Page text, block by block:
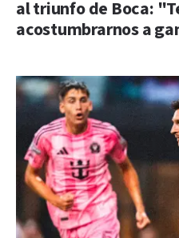
al triunfo de Boca:
acostumbrarnos a